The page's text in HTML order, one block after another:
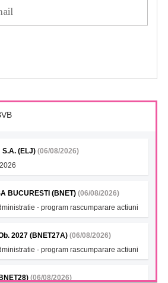
S.A. (ELJ) (06/08/2026)
BUCURESTI (BNET) (06/08/2026)
- program rascumparare actiuni
2027 (BNET27A) (06/08/2026)
- program rascumparare actiuni
(06/08/2026)